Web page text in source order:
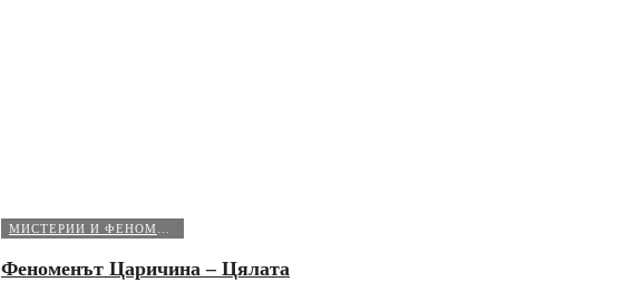
Феноменът Царичина – Цялата